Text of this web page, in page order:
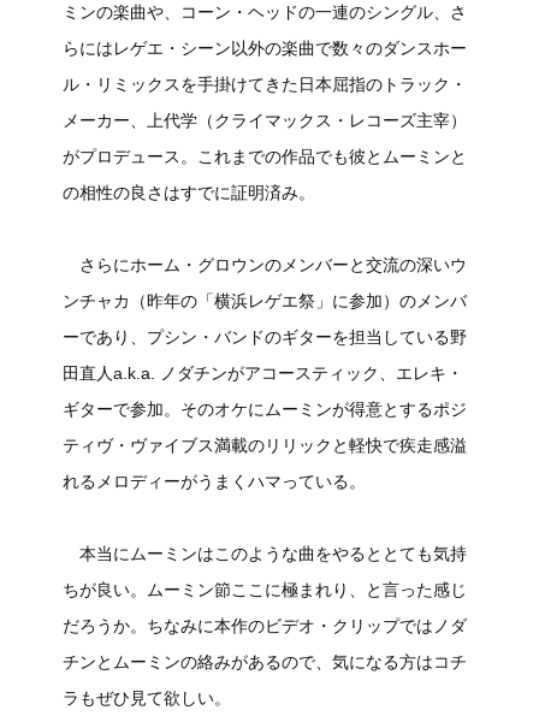
ミンの楽曲や、コーン・ヘッドの一連のシングル、さ
らにはレゲエ・シーン以外の楽曲で数々のダンスホー
ル・リミックスを手掛けてきた日本屈指のトラック・
メーカー、上代学（クライマックス・レコーズ主宰）
がプロデュース。これまでの作品でも彼とムーミンと
の相性の良さはすでに証明済み。
さらにホーム・グロウンのメンバーと交流の深いウ
ンチャカ（昨年の「横浜レゲエ祭」に参加）のメンバ
ーであり、プシン・バンドのギターを担当している野
田直人a.k.a. ノダチンがアコースティック、エレキ・
ギターで参加。そのオケにムーミンが得意とするポジ
ティヴ・ヴァイブス満載のリリックと軽快で疾走感溢
れるメロディーがうまくハマっている。
本当にムーミンはこのような曲をやるととても気持
ちが良い。ムーミン節ここに極まれり、と言った感じ
だろうか。ちなみに本作のビデオ・クリップではノダ
チンとムーミンの絡みがあるので、気になる方はコチ
ラもぜひ見て欲しい。